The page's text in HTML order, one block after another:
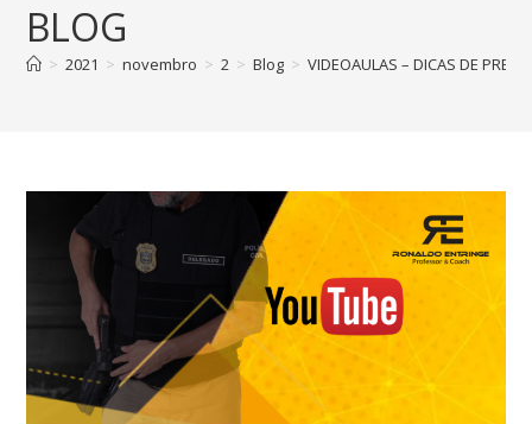
BLOG
> 2021 > novembro > 2 > Blog > VIDEOAULAS – DICAS DE